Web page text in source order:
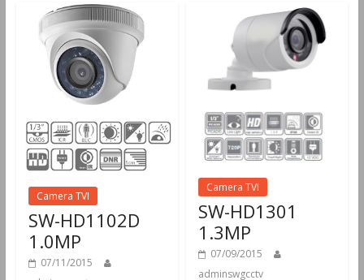
Camera TVI
SW-HD1102D
1.0MP
07/11/2015
Camera TVI
SW-HD1301
1.3MP
07/09/2015
adminswgcctv